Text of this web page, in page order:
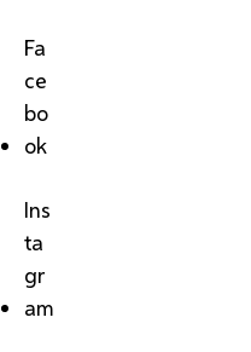
Fa
ce
bo
ok
Ins
ta
gr
am